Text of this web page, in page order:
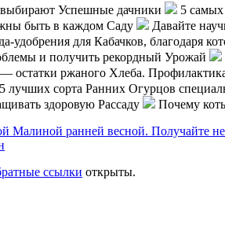
Успешные дачники
5
быть в каждом Саду
Давайте
удобрения для Кабачков, благодаря
и получить рекордный Урожай
остатки ржаного Хлеба.
5 лучших сорта Ранних Огурцов
здоровую Рассаду
Почему
Малиной ранней весной. Получайте
ссылки открыты.